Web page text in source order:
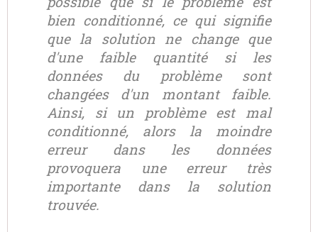
bien conditionné, ce qui signifie
que la solution ne change que
d'une faible quantité si les
données du problème sont
changées d'un montant faible.
Ainsi, si un problème est mal
conditionné, alors la moindre
erreur dans les données
provoquera une erreur très
importante dans la solution
trouvée.